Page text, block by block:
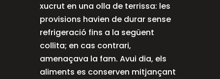
xucrut en una olla de terrissa: les
provisions havien de durar sense
refrigeració fins a la següent
collita; en cas contrari,
amenaçava la fam. Avui dia, els
aliments es conserven mitjançant